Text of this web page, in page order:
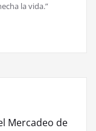
la vida.”
Mercadeo de